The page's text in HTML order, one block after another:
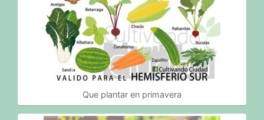
Que plantar en primavera